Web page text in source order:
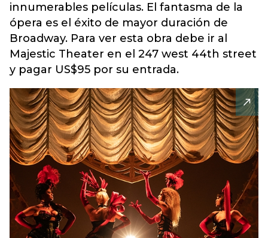
innumerables películas. El fantasma de la
ópera es el éxito de mayor duración de
Broadway. Para ver esta obra debe ir al
Majestic Theater en el 247 west 44th street
y pagar US$95 por su entrada.